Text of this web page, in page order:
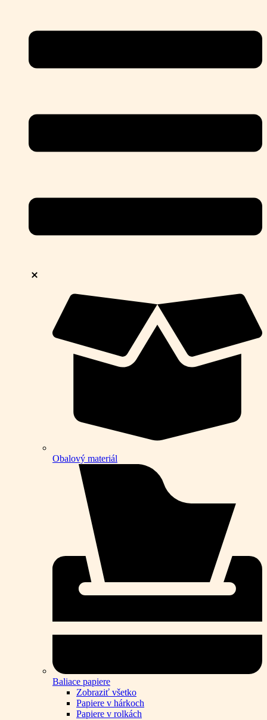
Obalový materiál
Baliace papiere
Zobraziť všetko
Papiere v hárkoch
Papiere v rolkách